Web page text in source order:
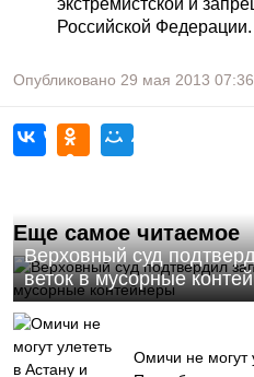
экстремистской и
Российской Федерации.
Опубликовано 29 мая 2013 07:36
Еще самое читаемое
Верховный суд
веток в мусорные
Омичи не могут